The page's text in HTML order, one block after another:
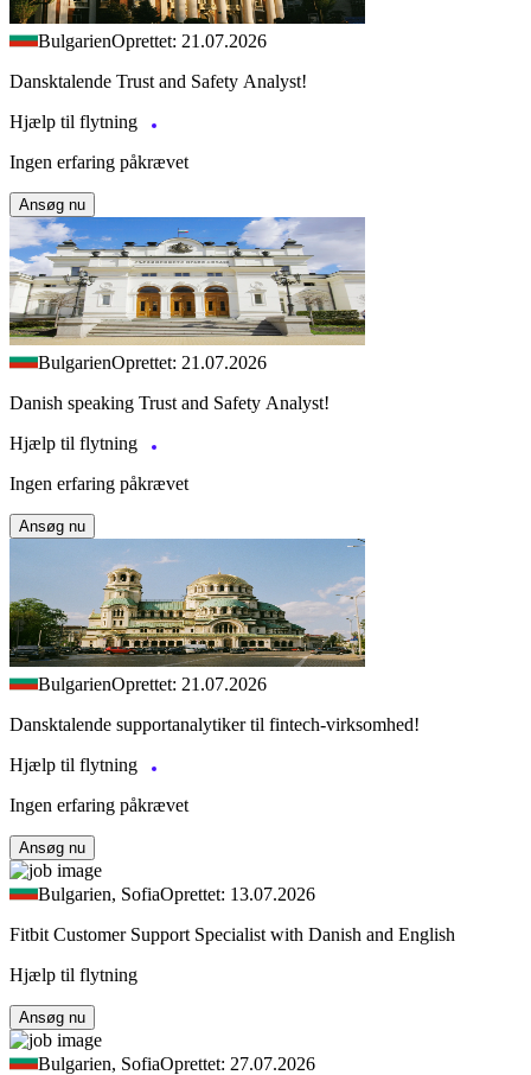
BulgarienOprettet: 21.07.2026
Dansktalende Trust and Safety Analyst!
Hjælp til flytning
Ingen erfaring påkrævet
Ansøg nu
BulgarienOprettet: 21.07.2026
Danish speaking Trust and Safety Analyst!
Hjælp til flytning
Ingen erfaring påkrævet
Ansøg nu
BulgarienOprettet: 21.07.2026
Dansktalende supportanalytiker til fintech-virksomhed!
Hjælp til flytning
Ingen erfaring påkrævet
Ansøg nu
Bulgarien, SofiaOprettet: 13.07.2026
Fitbit Customer Support Specialist with Danish and English
Hjælp til flytning
Ansøg nu
Bulgarien, SofiaOprettet: 27.07.2026